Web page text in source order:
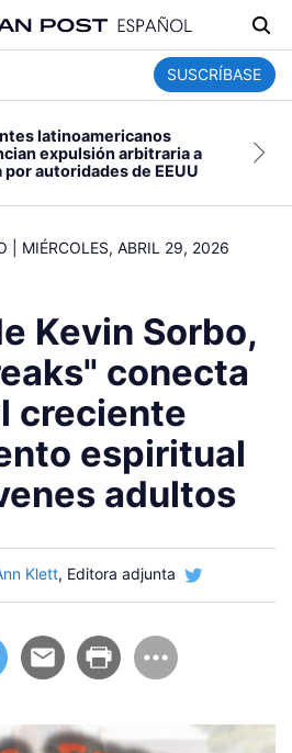
SUSCRÍBASE
latinoamericanos
expulsión arbitraria a
autoridades de EEUU
MIÉRCOLES, ABRIL 29, 2026
Kevin Sorbo,
conecta
creciente
espiritual
adultos
Klett, Editora adjunta